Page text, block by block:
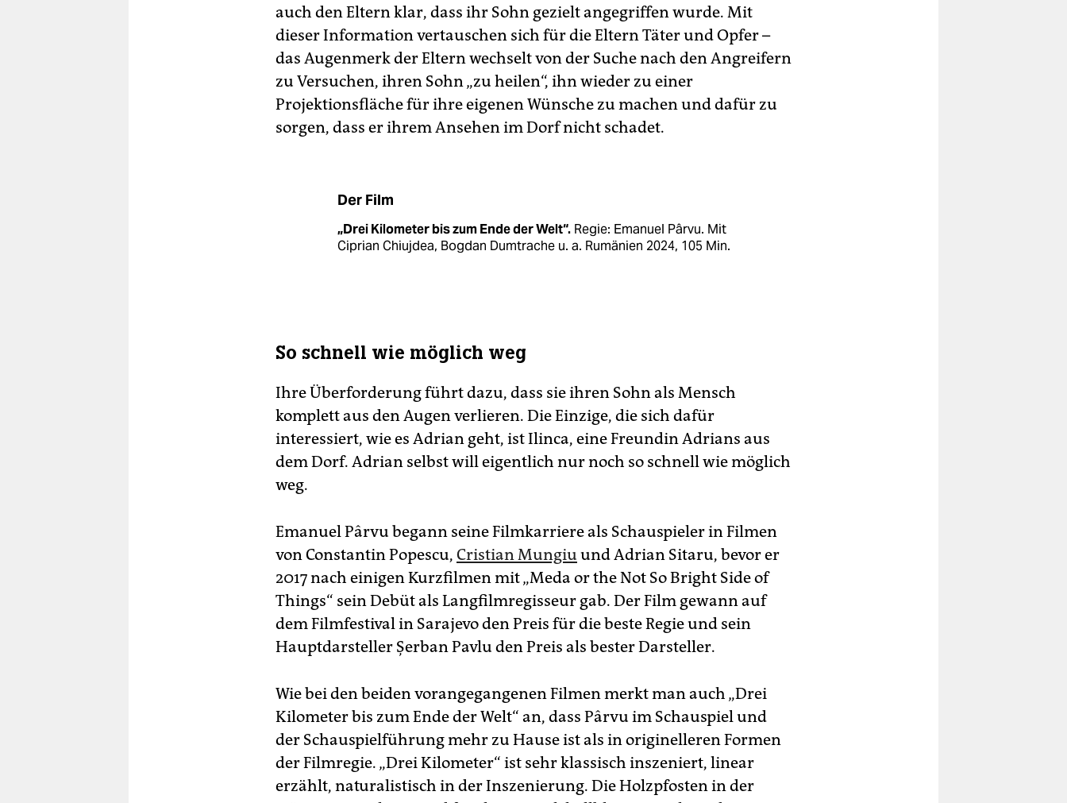
auch den Eltern klar, dass ihr Sohn gezielt angegriffen wurde. Mit
dieser Information vertauschen sich für die Eltern Täter und Opfer –
das Augenmerk der Eltern wechselt von der Suche nach den Angreifern
zu Versuchen, ihren Sohn „zu heilen“, ihn wieder zu einer
Projektionsfläche für ihre eigenen Wünsche zu machen und dafür zu
sorgen, dass er ihrem Ansehen im Dorf nicht schadet.
Der Film
„Drei Kilometer bis zum Ende der Welt“.Regie: Emanuel Pârvu. Mit
Ciprian Chiujdea, Bogdan Dumtrache u. a. Rumänien 2024, 105 Min.
So schnell wie möglich weg
Ihre Überforderung führt dazu, dass sie ihren Sohn als Mensch
komplett aus den Augen verlieren. Die Einzige, die sich dafür
interessiert, wie es Adrian geht, ist Ilinca, eine Freundin Adrians aus
dem Dorf. Adrian selbst will eigentlich nur noch so schnell wie möglich
weg.
Emanuel Pârvu begann seine Filmkarriere als Schauspieler in Filmen
von Constantin Popescu, Cristian Mungiu und Adrian Sitaru, bevor er
2017 nach einigen Kurzfilmen mit „Meda or the Not So Bright Side of
Things“ sein Debüt als Langfilmregisseur gab. Der Film gewann auf
dem Filmfestival in Sarajevo den Preis für die beste Regie und sein
Hauptdarsteller Șerban Pavlu den Preis als bester Darsteller.
Wie bei den beiden vorangegangenen Filmen merkt man auch „Drei
Kilometer bis zum Ende der Welt“ an, dass Pârvu im Schauspiel und
der Schauspielführung mehr zu Hause ist als in originelleren Formen
der Filmregie. „Drei Kilometer“ ist sehr klassisch inszeniert, linear
erzählt, naturalistisch in der Inszenierung. Die Holzpfosten in der